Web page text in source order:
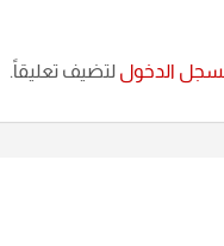
الدخول لتضيف تعليقاً.